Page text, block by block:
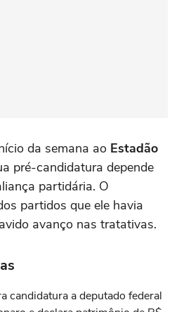
da semana ao Estadão
pré-candidatura depende
partidária. O
partidos que ele havia
avanço nas tratativas.
candidatura a deputado federal